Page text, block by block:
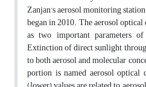
Zanjan’s aerosol monitoring
began in 2010. The aerosol
as two important parameters
Extinction of direct sunlight
to both aerosol and molecular
portion is named aerosol